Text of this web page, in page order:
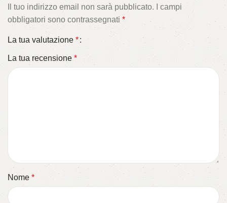
Il tuo indirizzo email non sarà pubblicato.
I campi
obbligatori sono contrassegnati *
La tua valutazione*
La tua recensione *
Nome *